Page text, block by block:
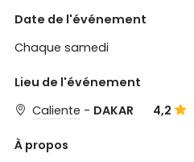
Date de l'événement
Chaque samedi
Lieu de l'événement
Caliente - DAKAR 4,2
À propos